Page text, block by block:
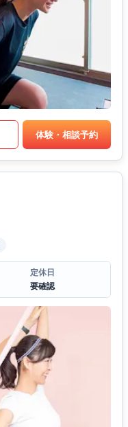
体験・相談予約
定休日
要確認